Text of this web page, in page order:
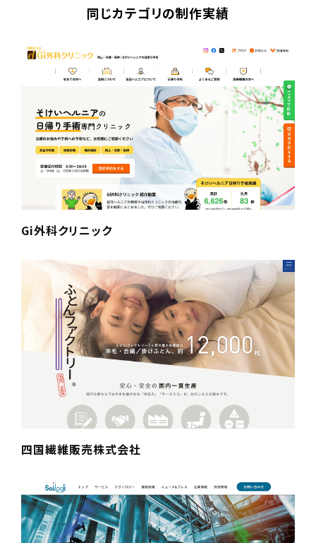
同じカテゴリの制作実績
Gi外科クリニック
四国繊維販売株式会社